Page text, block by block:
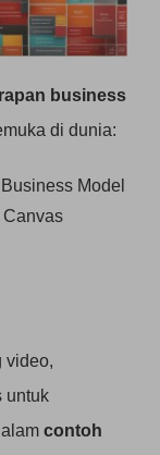
business
di dunia:
Model
Canvas
video,
untuk
contoh